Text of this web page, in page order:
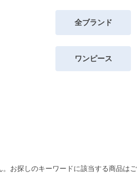
全ブランド
ワンピース
お探しのキーワードに該当する商品はご